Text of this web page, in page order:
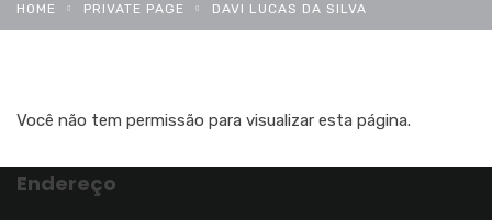
HOME PRIVATE PAGE DAVI LUCAS DA SILVA
Você não tem permissão para visualizar esta página.
Endereço